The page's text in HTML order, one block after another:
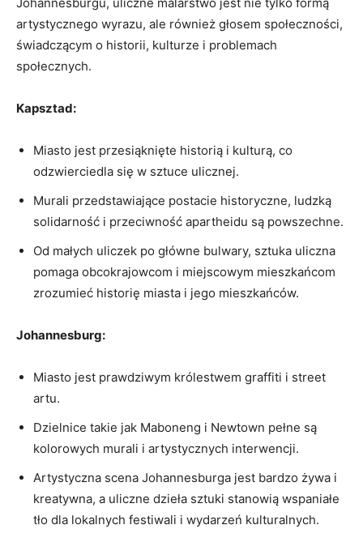
artystycznego wyrazu, ale również głosem społeczności,
świadczącym⁤ o historii, kulturze ⁢i‍ problemach
społecznych.
Kapsztad:
⁤Miasto jest przesiąknięte historią i ‍kulturą, co
odzwierciedla się ‍w sztuce ulicznej.
​Murali przedstawiające postacie historyczne, ludzką
solidarność i przeciwność apartheidu⁢ są powszechne.
Od małych ⁣uliczek po ⁣główne bulwary,‍ sztuka uliczna
pomaga obcokrajowcom i miejscowym mieszkańcom
zrozumieć historię miasta i jego mieszkańców.
Johannesburg:
Miasto ⁣jest prawdziwym królestwem graffiti i street
artu.
Dzielnice takie‌ jak Maboneng i Newtown pełne ⁤są⁣
kolorowych murali i ​artystycznych interwencji.
Artystyczna scena Johannesburga jest bardzo żywa⁣ i
kreatywna, a uliczne dzieła sztuki stanowią wspaniałe
tło⁤ dla lokalnych festiwali ⁤i‍ wydarzeń kulturalnych.